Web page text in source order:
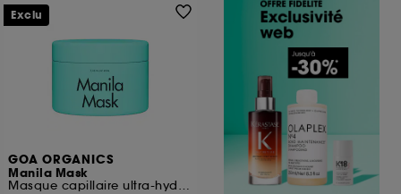
GOA ORGANICS
Manila Mask
Masque capillaire ultra-hydratant pour tous types de cheveux
Exclu